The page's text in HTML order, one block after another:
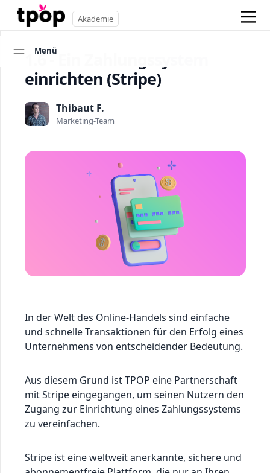
Akademie
Menü
1.6 - Ein Zahlungssystem
einrichten (Stripe)
Thibaut F.
Marketing-Team
In der Welt des Online-Handels sind einfache
und schnelle Transaktionen für den Erfolg eines
Unternehmens von entscheidender Bedeutung.
Aus diesem Grund ist TPOP eine Partnerschaft
mit Stripe eingegangen, um seinen Nutzern den
Zugang zur Einrichtung eines Zahlungssystems
zu vereinfachen.
Stripe ist eine weltweit anerkannte, sichere und